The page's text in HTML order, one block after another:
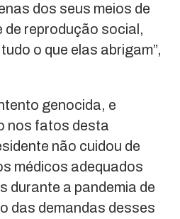
dos seus meios de
de reprodução social,
o que elas abrigam”,
genocida, e
nos fatos desta
não cuidou de
médicos adequados
durante a pandemia de
das demandas desses